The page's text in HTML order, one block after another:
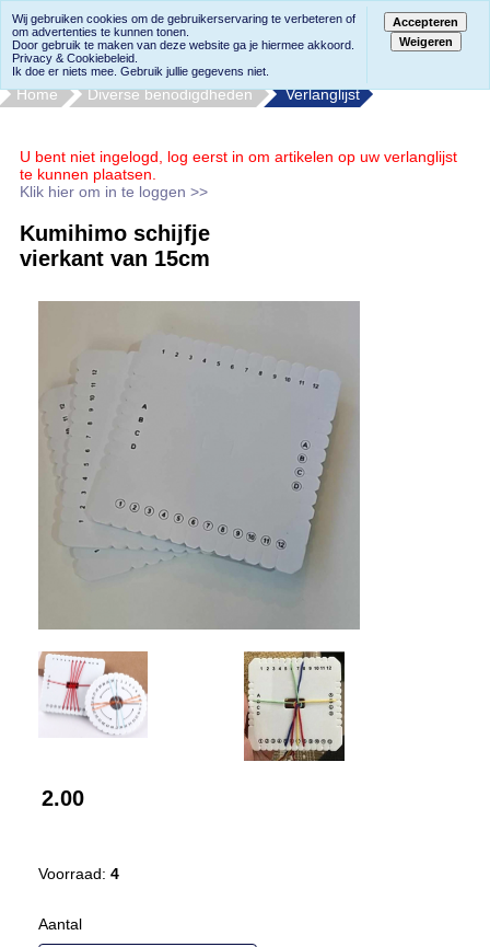
Home Diverse benodigdheden Verlanglijst
U bent niet ingelogd, log eerst in om artikelen op uw verlanglijst
te kunnen plaatsen.
Klik hier om in te loggen >>
Kumihimo schijfje
vierkant van 15cm
2.00
Voorraad: 4
Aantal
Wij gebruiken cookies om de gebruikerservaring te verbeteren of
om advertenties te kunnen tonen.
Door gebruik te maken van deze website ga je hiermee akkoord.
Privacy & Cookiebeleid.
Ik doe er niets mee. Gebruik jullie gegevens niet.
Accepteren
Weigeren